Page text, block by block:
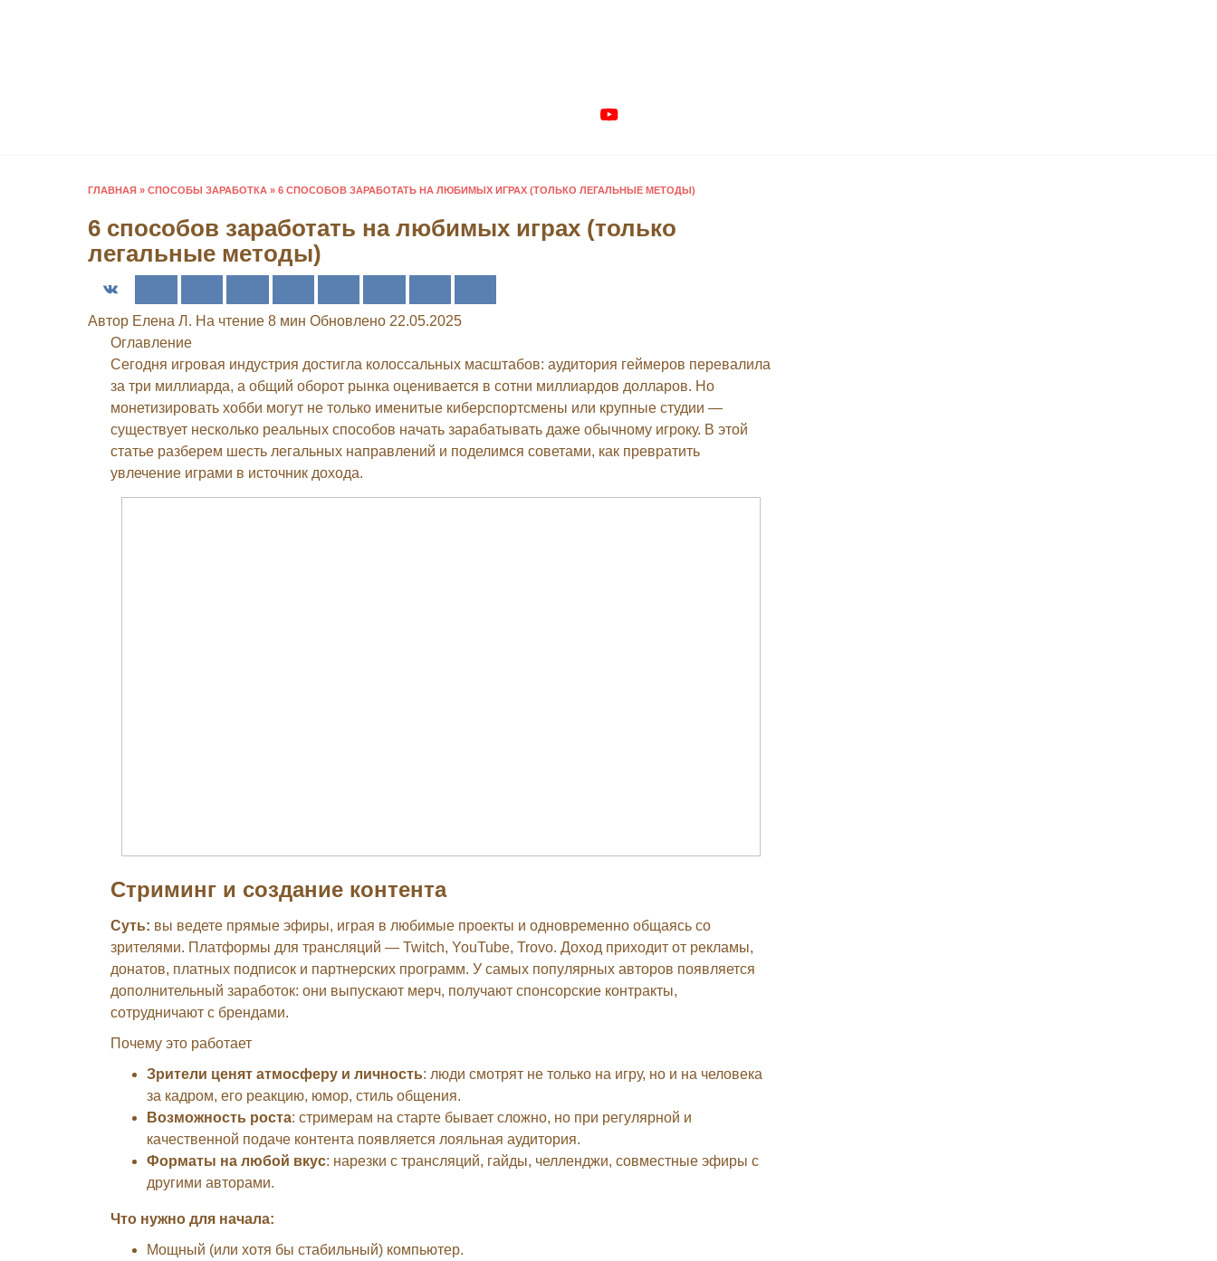
ГЛАВНАЯ » СПОСОБЫ ЗАРАБОТКА » 6 СПОСОБОВ ЗАРАБОТАТЬ НА ЛЮБИМЫХ ИГРАХ (ТОЛЬКО ЛЕГАЛЬНЫЕ МЕТОДЫ)
6 способов заработать на любимых играх (только
легальные методы)
Автор Елена Л. На чтение 8 мин Обновлено 22.05.2025
Оглавление
Сегодня игровая индустрия достигла колоссальных масштабов: аудитория геймеров перевалила
за три миллиарда, а общий оборот рынка оценивается в сотни миллиардов долларов. Но
монетизировать хобби могут не только именитые киберспортсмены или крупные студии —
существует несколько реальных способов начать зарабатывать даже обычному игроку. В этой
статье разберем шесть легальных направлений и поделимся советами, как превратить
увлечение играми в источник дохода.
Стриминг и создание контента
Суть: вы ведете прямые эфиры, играя в любимые проекты и одновременно общаясь со
зрителями. Платформы для трансляций — Twitch, YouTube, Trovo. Доход приходит от рекламы,
донатов, платных подписок и партнерских программ. У самых популярных авторов появляется
дополнительный заработок: они выпускают мерч, получают спонсорские контракты,
сотрудничают с брендами.
Почему это работает
Зрители ценят атмосферу и личность: люди смотрят не только на игру, но и на человека
за кадром, его реакцию, юмор, стиль общения.
Возможность роста: стримерам на старте бывает сложно, но при регулярной и
качественной подаче контента появляется лояльная аудитория.
Форматы на любой вкус: нарезки с трансляций, гайды, челленджи, совместные эфиры с
другими авторами.
Что нужно для начала:
Мощный (или хотя бы стабильный) компьютер.